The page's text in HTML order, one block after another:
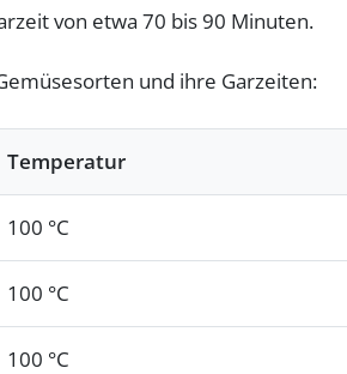
von etwa 70 bis 90 Minuten.
und ihre Garzeiten:
Temperatur
100 °C
100 °C
100 °C